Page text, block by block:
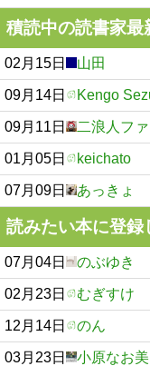
積読中の読書家最
02月15日 山田
09月14日 Kengo
09月11日 二浪人フ
01月05日 keichato
07月09日 あっきょ
読みたい本に登
07月04日 のぶゆき
02月23日 むぎすけ
12月14日 のん
03月23日 小原なお美